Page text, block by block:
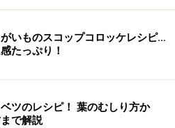
型の保温水筒です。保温効力
ものを使うようにしてくださ
を入れて、水筒を温めておく
いものスコップコロッケレシピ…
たっぷり！
ツのレシピ！ 葉のむしり方か
で解説